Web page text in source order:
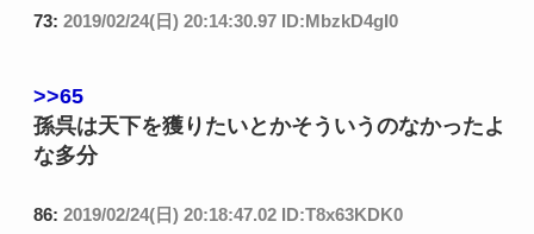
73: 2019/02/24(日) 20:14:30.97 ID:MbzkD4gI0
>>65
孫呉は天下を獲りたいとかそういうのなかったよ
な多分
86: 2019/02/24(日) 20:18:47.02 ID:T8x63KDK0